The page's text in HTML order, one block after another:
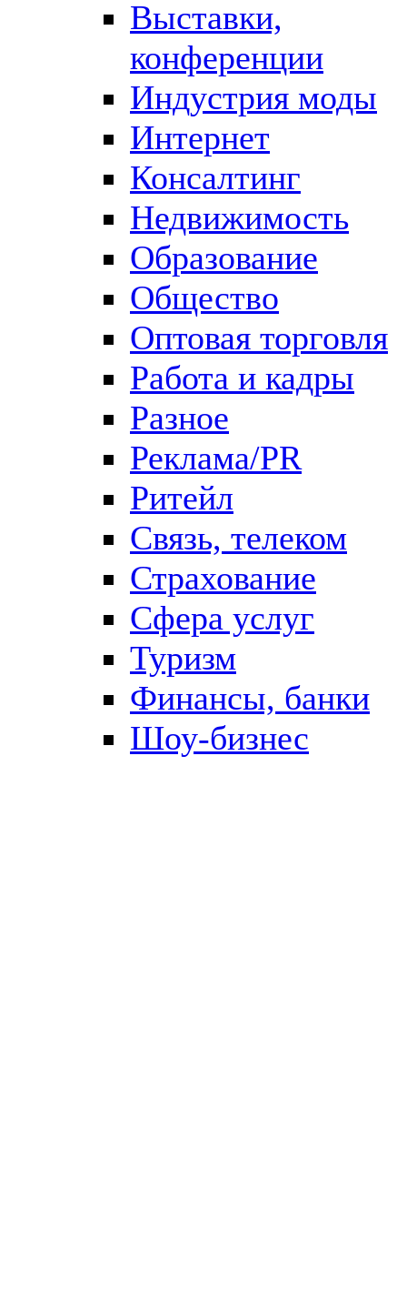
Выставки,
конференции
Индустрия моды
Интернет
Консалтинг
Недвижимость
Образование
Общество
Оптовая торговля
Работа и кадры
Разное
Реклама/PR
Ритейл
Связь, телеком
Страхование
Сфера услуг
Туризм
Финансы, банки
Шоу-бизнес